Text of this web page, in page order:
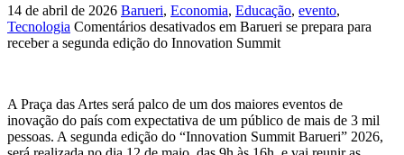
14 de abril de 2026 Barueri, Economia, Educação, evento,
Tecnologia Comentários desativados em Barueri se prepara para
receber a segunda edição do Innovation Summit
A Praça das Artes será palco de um dos maiores eventos de
inovação do país com expectativa de um público de mais de 3 mil
pessoas. A segunda edição do “Innovation Summit Barueri” 2026,